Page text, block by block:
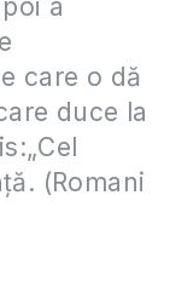
a
care o dă
duce la
(Romani